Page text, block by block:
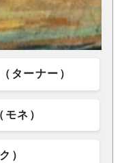
ターナー）
ネ）
）